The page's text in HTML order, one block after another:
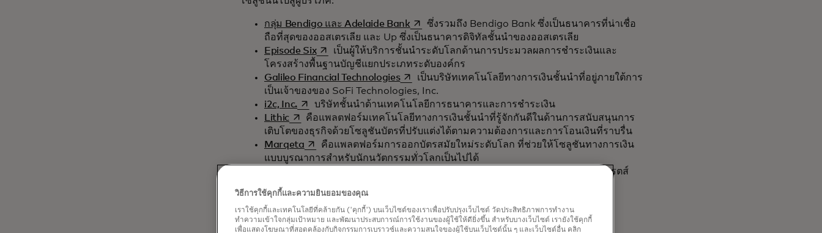
กลุ่ม Bendigo และ Adelaide Bankopens in a new tab
ซึ่งรวมถึง Bendigo Bank ซึ่งเป็นธนาคารที่น่าเชื่อ
ถือที่สุดของออสเตรเลีย และ Up ซึ่งเป็นธนาคารดิจิทัลชั้นนําของออสเตรเลีย
Episode Sixopens in a new tab
เป็นผู้ให้บริการชั้นนำระดับโลกด้านการประมวลผลการชำระเงินและ
โครงสร้างพื้นฐานบัญชีแยกประเภทระดับองค์กร
Galileo Financial Technologiesopens in a new tab
เป็นบริษัทเทคโนโลยีทางการเงินชั้นนำที่อยู่ภายใต้การ
เป็นเจ้าของของ SoFi Technologies, Inc.
i2c, Inc. opens in a new tab
บริษัทชั้นนำด้านเทคโนโลยีการธนาคารและการชำระเงิน
Lithicopens in a new tab
คือแพลตฟอร์มเทคโนโลยีทางการเงินชั้นนำที่รู้จักกันดีในด้านการสนับสนุนการ
เติบโตของธุรกิจด้วยโซลูชันบัตรที่ปรับแต่งได้ตามความต้องการและการโอนเงินที่ราบรื่น
Marqetaopens in a new tab
คือแพลตฟอร์มการออกบัตรสมัยใหม่ระดับโลก ที่ช่วยให้โซลูชันทางการเงิน
แบบบูรณาการสำหรับนักนวัตกรรมทั่วโลกเป็นไปได้
และ One Credential เปิดให้บริการแล้วในสหรัฐอาหรับเอมิเรตส์
โดยร่วมมือกับ Wio Bank แพลตฟอร์มธนาคารดิจิทัลชั้นนำ
วิธีการใช้คุกกี้และความยินยอมของคุณ
เราใช้คุกกี้และเทคโนโลยีที่คล้ายกัน ('คุกกี้') บนเว็บไซต์ของเราเพื่อปรับปรุงเว็บไซต์ วัดประสิทธิภาพการทำงาน
ทำความเข้าใจกลุ่มเป้าหมาย และพัฒนาประสบการณ์การใช้งานของผู้ใช้ให้ดียิ่งขึ้น สำหรับบางเว็บไซต์ เรายังใช้คุกกี้
เพื่อแสดงโฆษณาที่สอดคล้องกับกิจกรรมการเบราวซ์และความสนใจของผู้ใช้บนเว็บไซต์นั้น ๆ และเว็บไซต์อื่น คลิก